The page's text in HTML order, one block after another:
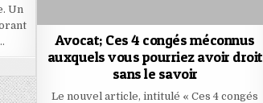
Un
Avocat; Ces 4 congés méconnus
auxquels vous pourriez avoir droit
sans le savoir
Le nouvel article, intitulé « Ces 4 congés